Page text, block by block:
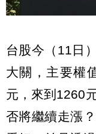
台股今（11日
大關，主要權
元，來到1260
否將繼續走漲